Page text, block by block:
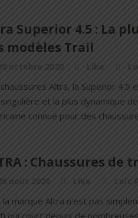
Superior 4.5 : La
modèles Trail
octobre 2020 Like
Altra, la Superior 4.5
et la plus dynamique
connue pour des
: Chaussures de
août 2020 Like Loïc
la marque Altra n'est pas
qui court depuis de